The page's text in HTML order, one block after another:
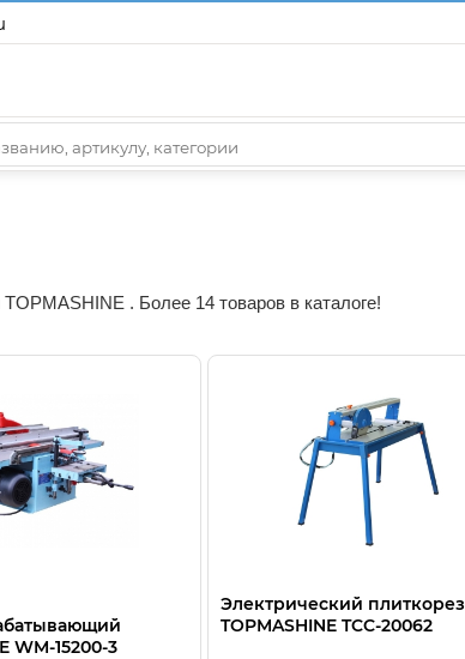
. Более 14 товаров в каталоге!
WM-15200-3
Электрический плиткорез
TOPMASHINE TCC-20062